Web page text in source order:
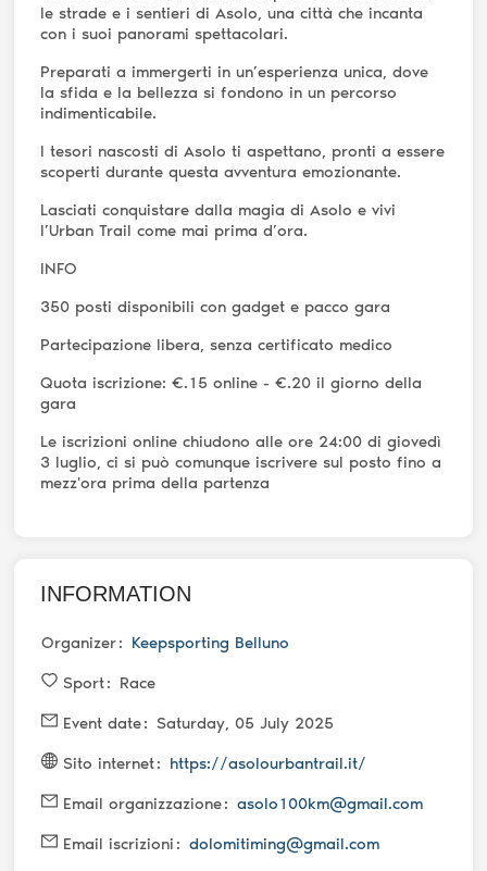
le strade e i sentieri di Asolo, una città che incanta
con i suoi panorami spettacolari.
Preparati a immergerti in un’esperienza unica, dove
la sfida e la bellezza si fondono in un percorso
indimenticabile.
I tesori nascosti di Asolo ti aspettano, pronti a essere
scoperti durante questa avventura emozionante.
Lasciati conquistare dalla magia di Asolo e vivi
l’Urban Trail come mai prima d’ora.
INFO
350 posti disponibili con gadget e pacco gara
Partecipazione libera, senza certificato medico
Quota iscrizione: €.15 online - €.20 il giorno della
gara
Le iscrizioni online chiudono alle ore 24:00 di giovedì
3 luglio, ci si può comunque iscrivere sul posto fino a
mezz'ora prima della partenza
INFORMATION
Organizer Keepsporting Belluno
Sport Race
Event date Saturday, 05 July 2025
Sito internet https://asolourbantrail.it/
Email organizzazione asolo100km@gmail.com
Email iscrizioni dolomitiming@gmail.com